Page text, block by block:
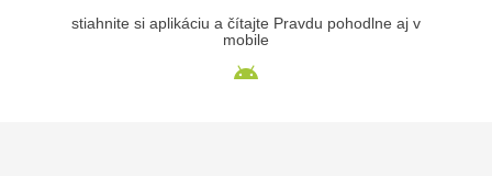
stiahnite si aplikáciu a čítajte Pravdu pohodlne aj v
mobile